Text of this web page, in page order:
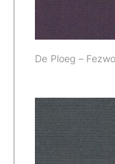
De Ploeg –
De Ploeg
Fezwool: